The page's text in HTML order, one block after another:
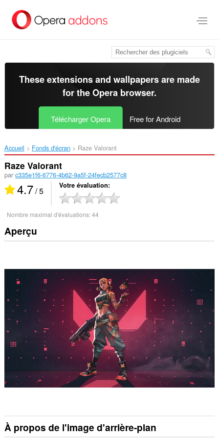
contenu
These extensions and wallpapers are made
for theOpera browser.
Télécharger Opera Free for Android
Accueil Fonds d'écran Raze Valorant‎
Raze Valorant
par c335e1f6-6776-4b62-9a5f-24fecb2577c8
4.7/ 5 Votre évaluation
Nombre maximal d'évaluations:44
Aperçu
À propos de l'image d'arrière-plan